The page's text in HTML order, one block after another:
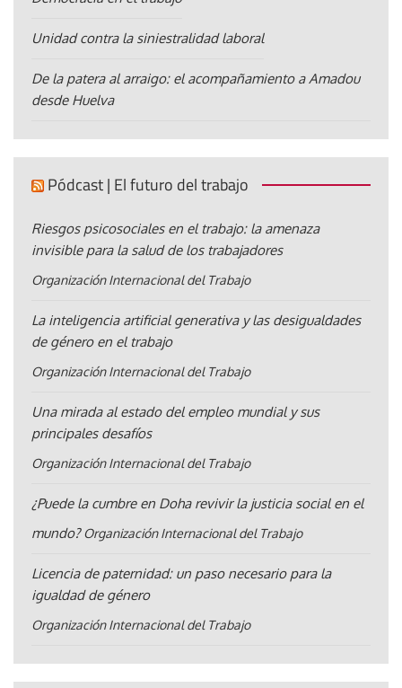
Unidad contra la siniestralidad laboral
De la patera al arraigo: el acompañamiento a Amadou
desde Huelva
Pódcast | El futuro del trabajo
Riesgos psicosociales en el trabajo: la amenaza
invisible para la salud de los trabajadores
Organización Internacional del Trabajo
La inteligencia artificial generativa y las desigualdades
de género en el trabajo
Organización Internacional del Trabajo
Una mirada al estado del empleo mundial y sus
principales desafíos
Organización Internacional del Trabajo
¿Puede la cumbre en Doha revivir la justicia social en el
mundo? Organización Internacional del Trabajo
Licencia de paternidad: un paso necesario para la
igualdad de género
Organización Internacional del Trabajo